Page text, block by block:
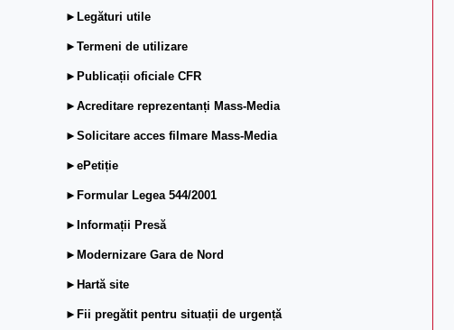
►Legături utile
►Termeni de utilizare
►Publicații oficiale CFR
►Acreditare reprezentanți Mass-Media
►Solicitare acces filmare Mass-Media
►ePetiție
►Formular Legea 544/2001
►Informații Presă
►Modernizare Gara de Nord
►Hartă site
►Fii pregătit pentru situații de urgență